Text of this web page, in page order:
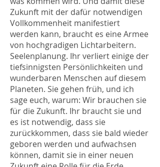
Zukunft mit der dafür notwendigen
Vollkommenheit manifestiert
werden kann, braucht es eine Armee
von hochgradigen Lichtarbeitern.
Seelenplanung. Ihr verliert einige der
tiefsinnigsten Persönlichkeiten und
wunderbaren Menschen auf diesem
Planeten. Sie gehen früh, und ich
sage euch, warum: Wir brauchen sie
für die Zukunft. Ihr braucht sie und
es ist notwendig, dass sie
zurückkommen, dass sie bald wieder
geboren werden und aufwachsen
können, damit sie in einer neuen